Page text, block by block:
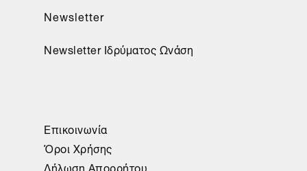
Newsletter
Newsletter Ιδρύματος Ωνάση
Επικοινωνία
Όροι Χρήσης